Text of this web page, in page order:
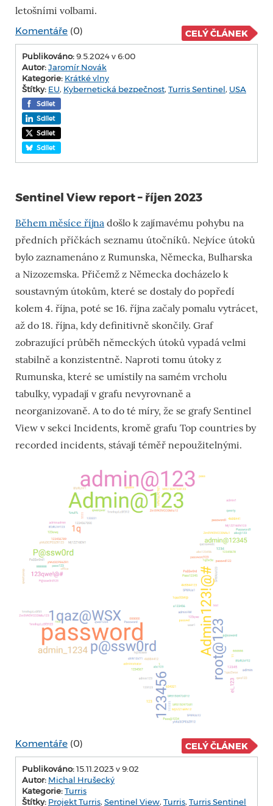
letošními volbami.
Komentáře (0) CELÝ ČLÁNEK
Publikováno:9.5.2024 v 6:00
Autor:Jaromír Novák
Kategorie: Krátké vlny
Štítky: EU, Kybernetická bezpečnost, Turris Sentinel, USA
Sdílet
Sdílet
Sdílet
Sdílet
Sentinel View report – říjen 2023
Během měsíce října došlo k zajímavému pohybu na
předních příčkách seznamu útočníků. Nejvíce útoků
bylo zaznamenáno z Rumunska, Německa, Bulharska
a Nizozemska. Přičemž z Německa docházelo k
soustavným útokům, které se dostaly do popředí
kolem 4. října, poté se 16. října začaly pomalu vytrácet,
až do 18. října, kdy definitivně skončily. Graf
zobrazující průběh německých útoků vypadá velmi
stabilně a konzistentně. Naproti tomu útoky z
Rumunska, které se umístily na samém vrcholu
tabulky, vypadají v grafu nevyrovnaně a
neorganizovaně. A to do té míry, že se grafy Sentinel
View v sekci Incidents, kromě grafu Top countries by
recorded incidents, stávají téměř nepoužitelnými.
Komentáře (0) CELÝ ČLÁNEK
Publikováno:15.11.2023 v 9:02
Autor: Michal Hrušecký
Kategorie:Turris
Štítky: Projekt Turris, Sentinel View, Turris, Turris Sentinel